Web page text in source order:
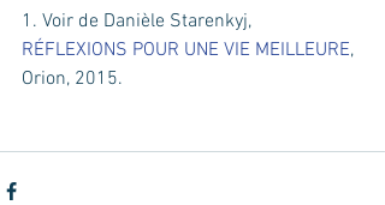
1. Voir de Danièle Starenkyj,
RÉFLEXIONS POUR UNE VIE MEILLEURE,
Orion, 2015.